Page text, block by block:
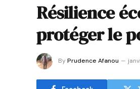
Résilience
protéger le
ByPrudence Afanou